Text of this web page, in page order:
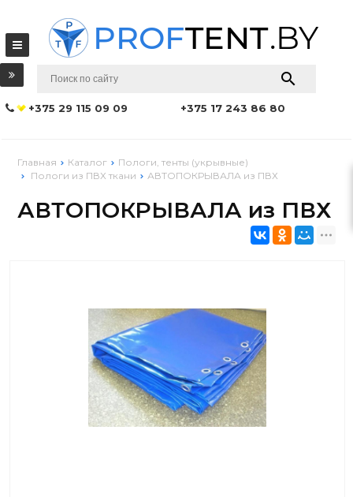
+375 29 115 09 09 +375 17 243 86 80
Главная Каталог
Пологи, тенты (укрывные)
Пологи из ПВХ ткани
АВТОПОКРЫВАЛА из ПВХ
АВТОПОКРЫВАЛА из ПВХ